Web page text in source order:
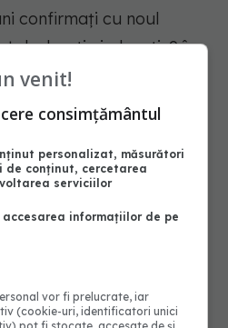
confirmați cu noul
declarați vindecați: 9 în
2 în Indonezia, unul în
să ia în considerare
prin sursele oficiale
și alte
-
este un număr de
alocată strict
De asemenea,
venit!
consimțământul
personalizat, măsurători
de conținut, cercetarea
serviciilor
informațiilor de pe
vor fi prelucrate, iar
(cookie-uri, identificatori unici